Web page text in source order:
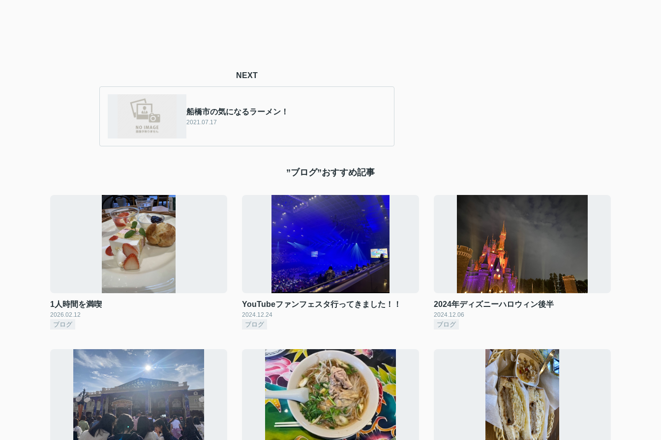
NEXT
船橋市の気になるラーメン！
2021.07.17
”ブログ”おすすめ記事
1人時間を満喫
2026.02.12
ブログ
YouTubeファンフェスタ行ってきました！！
2024.12.24
ブログ
2024年ディズニーハロウィン後半
2024.12.06
ブログ